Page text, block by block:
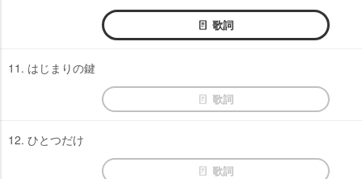
歌詞
11. はじまりの鍵
歌詞
12. ひとつだけ
歌詞